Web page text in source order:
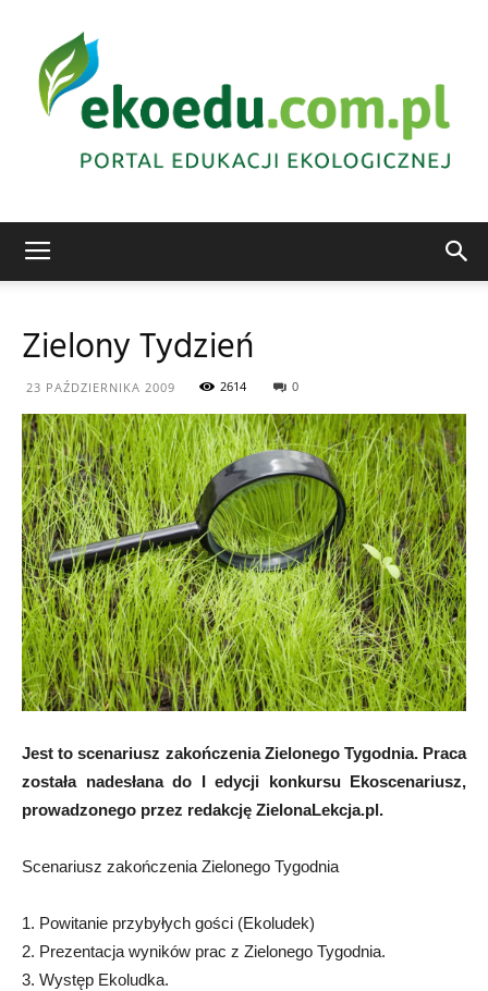
Abrys
Zielony Tydzień
23 PAŹDZIERNIKA 2009 2614 0
Jest to scenariusz zakończenia Zielonego Tygodnia. Praca
została nadesłana do I edycji konkursu Ekoscenariusz,
prowadzonego przez redakcję ZielonaLekcja.pl.
Scenariusz zakończenia Zielonego Tygodnia
1. Powitanie przybyłych gości (Ekoludek)
2. Prezentacja wyników prac z Zielonego Tygodnia.
3. Występ Ekoludka.